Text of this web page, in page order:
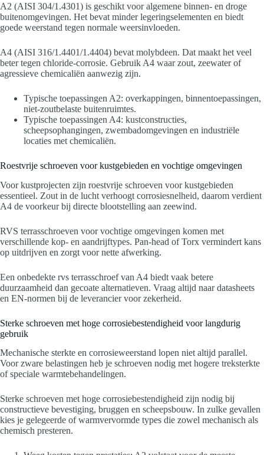
A2 (AISI 304/1.4301) is geschikt voor algemene binnen- en droge
buitenomgevingen. Het bevat minder legeringselementen en biedt
goede weerstand tegen normale weersinvloeden.
A4 (AISI 316/1.4401/1.4404) bevat molybdeen. Dat maakt het veel
beter tegen chloride-corrosie. Gebruik A4 waar zout, zeewater of
agressieve chemicaliën aanwezig zijn.
Typische toepassingen A2: overkappingen, binnentoepassingen,
niet-zoutbelaste buitenruimtes.
Typische toepassingen A4: kustconstructies,
scheepsophangingen, zwembadomgevingen en industriële
locaties met chemicaliën.
Roestvrije schroeven voor kustgebieden en vochtige omgevingen
Voor kustprojecten zijn roestvrije schroeven voor kustgebieden
essentieel. Zout in de lucht verhoogt corrosiesnelheid, daarom verdient
A4 de voorkeur bij directe blootstelling aan zeewind.
RVS terrasschroeven voor vochtige omgevingen komen met
verschillende kop- en aandrijftypes. Pan-head of Torx vermindert kans
op uitdrijven en zorgt voor nette afwerking.
Een onbedekte rvs terrasschroef van A4 biedt vaak betere
duurzaamheid dan gecoate alternatieven. Vraag altijd naar datasheets
en EN-normen bij de leverancier voor zekerheid.
Sterke schroeven met hoge corrosiebestendigheid voor langdurig
gebruik
Mechanische sterkte en corrosieweerstand lopen niet altijd parallel.
Voor zware belastingen heb je schroeven nodig met hogere treksterkte
of speciale warmtebehandelingen.
Sterke schroeven met hoge corrosiebestendigheid zijn nodig bij
constructieve bevestiging, bruggen en scheepsbouw. In zulke gevallen
kies je gelegeerde of warmvervormde types die zowel mechanisch als
chemisch presteren.